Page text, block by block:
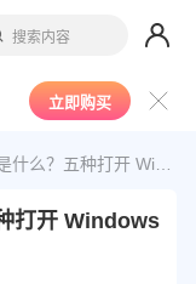
搜索内容
立即购买
打开 Windows